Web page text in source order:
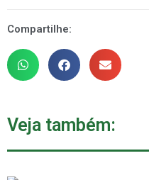
Compartilhe:
Veja também: